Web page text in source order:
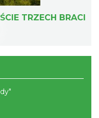
TRZECH BRACI